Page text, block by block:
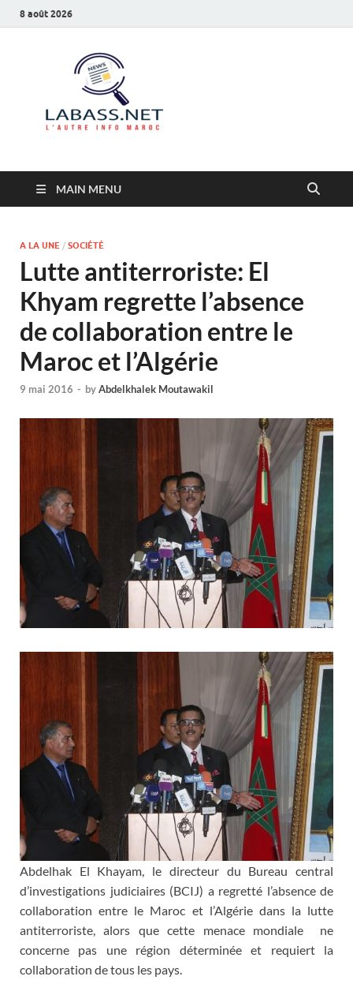
8 août 2026
MAIN MENU
A LA UNE / SOCIÉTÉ
Lutte antiterroriste: El
Khyam regrette l’absence
de collaboration entre le
Maroc et l’Algérie
9 mai 2016 - byAbdelkhalek Moutawakil
Abdelhak El Khayam, le directeur du Bureau central
d’investigations judiciaires (BCIJ) a regretté l’absence de
collaboration entre le Maroc et l’Algérie dans la lutte
antiterroriste, alors que cette menace mondiale ne
concerne pas une région déterminée et requiert la
collaboration de tous les pays.